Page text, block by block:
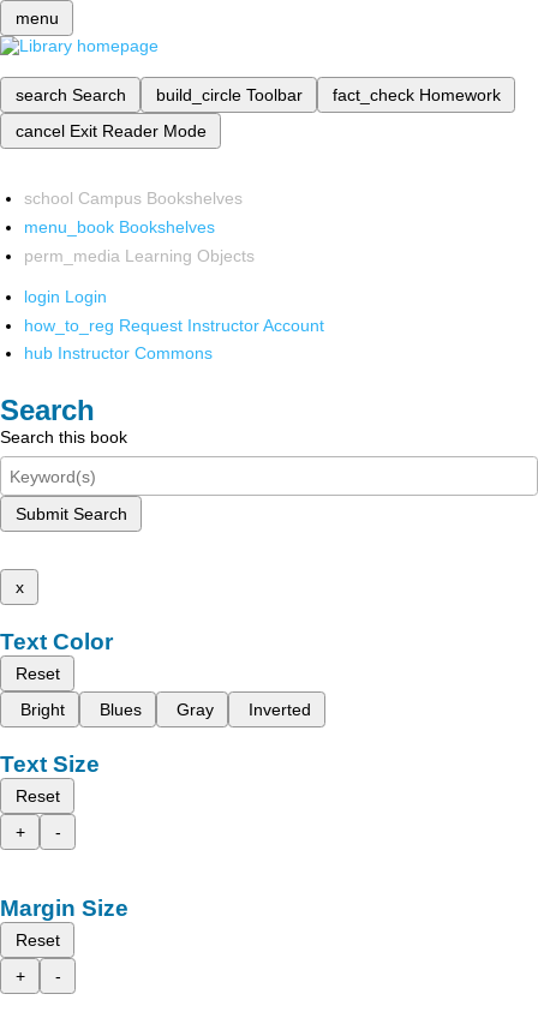
menu
search Search build_circle Toolbar fact_check Homework
cancel Exit Reader Mode
school Campus Bookshelves
menu_book Bookshelves
perm_media Learning Objects
login Login
how_to_reg Request Instructor Account
hub Instructor Commons
Search
Search this book
Submit Search
x
Text Color
Reset
Bright
Blues Gray Inverted
Text Size
Reset
+
-
Margin Size
Reset
+
-